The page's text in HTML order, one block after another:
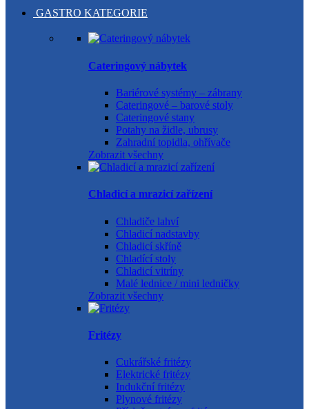
GASTRO KATEGORIE
Cateringový nábytek
Bariérové systémy – zábrany
Cateringové – barové stoly
Cateringové stany
Potahy na židle, ubrusy
Zahradní topidla, ohřívače
Zobrazit všechny
Chladicí a mrazicí zařízení
Chladiče lahví
Chladicí nadstavby
Chladicí skříně
Chladící stoly
Chladicí vitríny
Malé lednice / mini ledničky
Zobrazit všechny
Fritézy
Cukrářské fritézy
Elektrické fritézy
Indukční fritézy
Plynové fritézy